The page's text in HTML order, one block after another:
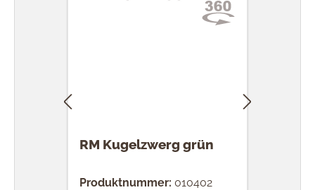
RM Kugelzwerg grün
Produktnummer: 010402